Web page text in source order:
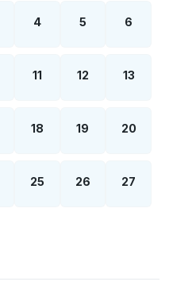
4 5 6
11 12 13
18 19 20
25 26 27